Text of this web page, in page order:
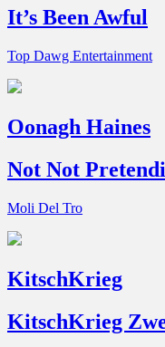
It’s Been Awful
Top Dawg Entertainment
Oonagh Haines
Not Not
Moli Del Tro
KitschKrieg
KitschKrieg